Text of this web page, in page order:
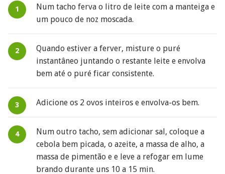
Num tacho ferva o litro de leite com a manteiga e
um pouco de noz moscada.
Quando estiver a ferver, misture o puré
instantâneo juntando o restante leite e envolva
bem até o puré ficar consistente.
Adicione os 2 ovos inteiros e envolva-os bem.
Num outro tacho, sem adicionar sal, coloque a
cebola bem picada, o azeite, a massa de alho, a
massa de pimentão e e leve a refogar em lume
brando durante uns 10 a 15 min.